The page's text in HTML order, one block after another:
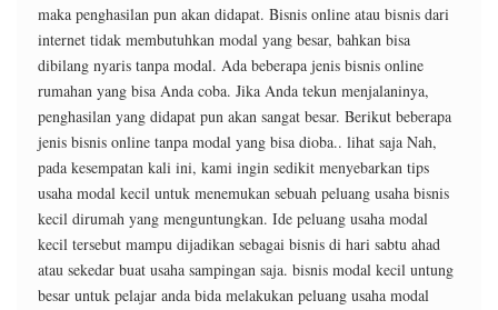
maka penghasilan pun akan didapat. Bisnis online atau bisnis dari
internet tidak membutuhkan modal yang besar, bahkan bisa
dibilang nyaris tanpa modal. Ada beberapa jenis bisnis online
rumahan yang bisa Anda coba. Jika Anda tekun menjalaninya,
penghasilan yang didapat pun akan sangat besar. Berikut beberapa
jenis bisnis online tanpa modal yang bisa dioba.. lihat saja Nah,
pada kesempatan kali ini, kami ingin sedikit menyebarkan tips
usaha modal kecil untuk menemukan sebuah peluang usaha bisnis
kecil dirumah yang menguntungkan. Ide peluang usaha modal
kecil tersebut mampu dijadikan sebagai bisnis di hari sabtu ahad
atau sekedar buat usaha sampingan saja. bisnis modal kecil untung
besar untuk pelajar anda bida melakukan peluang usaha modal